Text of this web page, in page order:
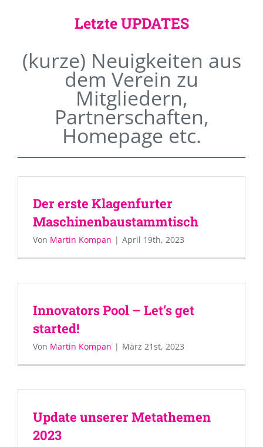
Letzte UPDATES
(kurze) Neuigkeiten aus
dem Verein zu
Mitgliedern,
Partnerschaften,
Homepage etc.
Der erste Klagenfurter
Maschinenbaustammtisch
Von Martin Kompan | April 19th, 2023
Innovators Pool – Let’s get
started!
Von Martin Kompan | März 21st, 2023
Update unserer Metathemen
2023